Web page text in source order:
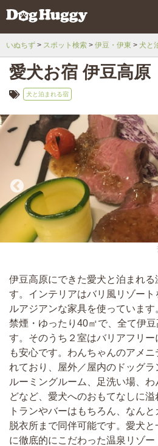
いぬちず スポット検索 伊豆・伊東 犬と
愛犬お宿 伊豆高原
犬と泊まれる宿
伊豆高原にできた愛犬と泊まれ
す。インテリアはバリ風リゾー
ルアジアンな家具を使っていま
禁煙・ゆったり40㎡で、全て伊
す。そのうち２室はバリアフリ
も安心です。わんちゃんのアメ
れており、屋外／屋内のドッグ
ルーミングルーム、足洗い場、
どなど、愛犬へのおもてなしに
トランやバーはもちろん、なん
脱衣所まで同伴可能です。愛犬
に徹底的にこだわった温泉リゾー